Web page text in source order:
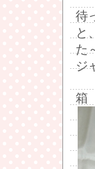
待
と
た
ジ
箱